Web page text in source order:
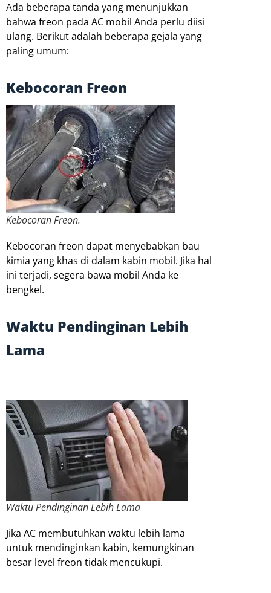
Ada beberapa tanda yang menunjukkan
bahwa freon pada AC mobil Anda perlu diisi
ulang. Berikut adalah beberapa gejala yang
paling umum:
Kebocoran Freon
Kebocoran Freon.
Kebocoran freon dapat menyebabkan bau
kimia yang khas di dalam kabin mobil. Jika hal
ini terjadi, segera bawa mobil Anda ke
bengkel.
Waktu Pendinginan Lebih
Lama
Waktu Pendinginan Lebih Lama
Jika AC membutuhkan waktu lebih lama
untuk mendinginkan kabin, kemungkinan
besar level freon tidak mencukupi.